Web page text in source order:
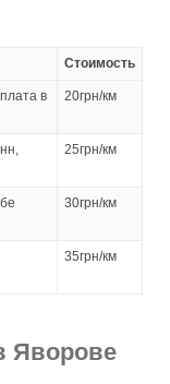
Стоимость
в
20грн/км
25грн/км
30грн/км
35грн/км
Яворове